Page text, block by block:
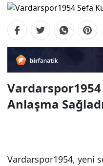
Anlaşma
Vardarspor1954, yeni